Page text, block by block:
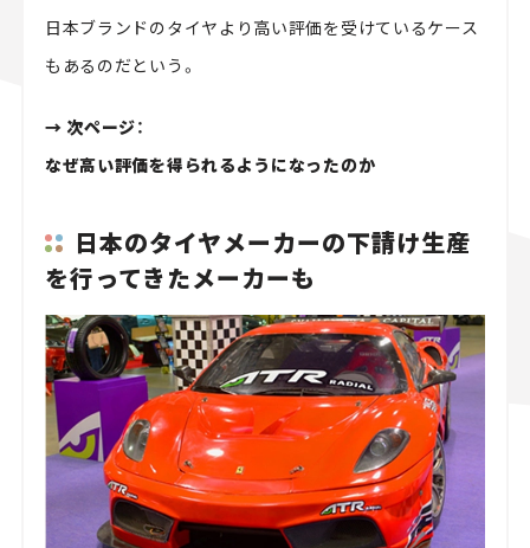
日本ブランドのタイヤより高い評価を受けているケース
もあるのだという。
→ 次ページ：
なぜ高い評価を得られるようになったのか
日本のタイヤメーカーの下請け生産
を行ってきたメーカーも